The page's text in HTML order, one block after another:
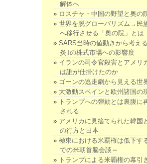
解体へ
ロスチャ・中国の野望と奥の
世界を脱グローバリズム→民
へ移行させる「奥の院」とは
SARS当時の値動きから考え
炎｣の株式市場への影響度
イランの司令官殺害とアメリ
は誰が仕掛けたのか
ゴーンの逃走劇から見える世
大激動スペインと欧州諸国の
トランプへの弾劾とは裏腹に
される
アメリカに見捨てられた韓国
の行方と日本
極東における米覇権は低下す
での米朝首脳会談～
トランプによる米覇権の幕引